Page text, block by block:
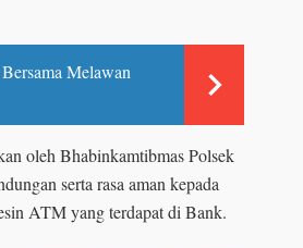
Melawan
oleh Bhabinkamtibmas Polsek
serta rasa aman kepada
ATM yang terdapat di Bank.